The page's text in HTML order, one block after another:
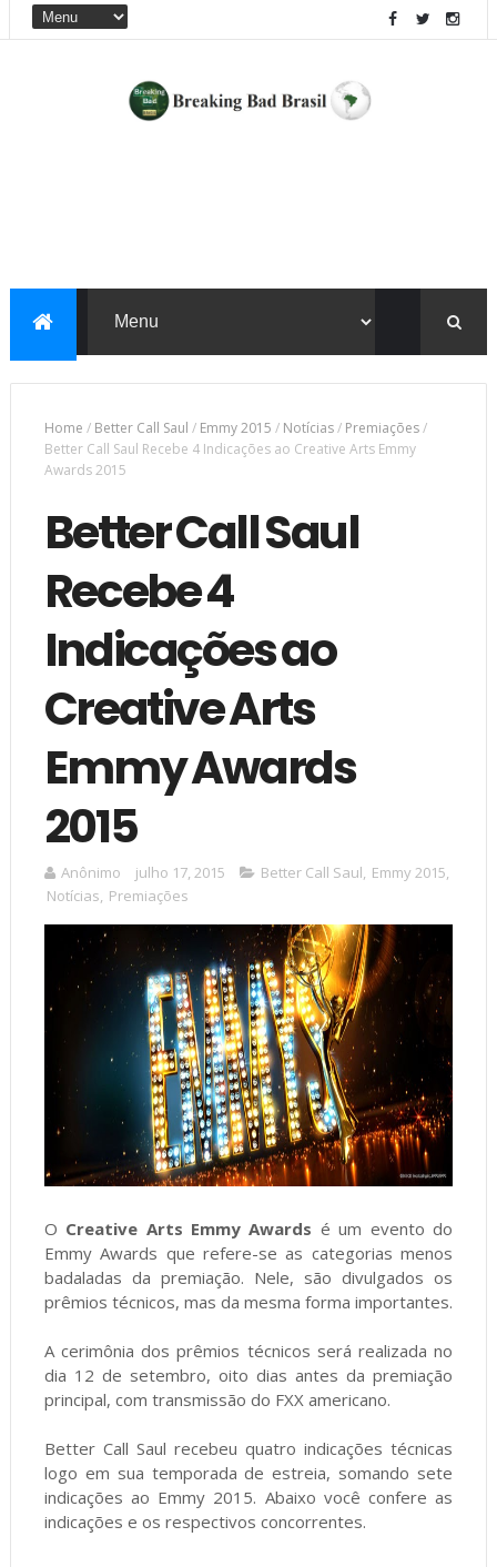
Home / Better Call Saul / Emmy 2015 / Notícias/ Premiações/
Better Call Saul Recebe 4 Indicações ao Creative Arts Emmy
Awards 2015
Better Call Saul
Recebe 4
Indicações ao
Creative Arts
Emmy Awards
2015
Anônimo julho 17, 2015 Better Call Saul, Emmy 2015,
Notícias, Premiações
O Creative Arts Emmy Awards é um evento do
Emmy Awards que refere-se as categorias menos
badaladas da premiação. Nele, são divulgados os
prêmios técnicos, mas da mesma forma importantes.
A cerimônia dos prêmios técnicos será realizada no
dia 12 de setembro, oito dias antes da premiação
principal, com transmissão do FXX americano.
Better Call Saul recebeu quatro indicações técnicas
logo em sua temporada de estreia, somando sete
indicações ao Emmy 2015. Abaixo você confere as
indicações e os respectivos concorrentes.